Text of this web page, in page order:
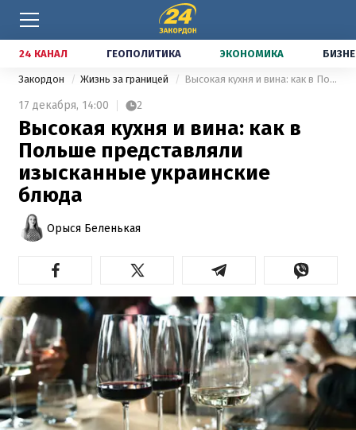
24 КАНАЛ ГЕОПОЛИТИКА ЭКОНОМИКА
Закордон Жизнь за границей Высокая кухня и вина: как в Польше представляли изысканные украинские блюда
17 декабря, 14:00 2
Высокая кухня и вина: как в
Польше представляли
изысканные украинские
блюда
Орыся Беленькая